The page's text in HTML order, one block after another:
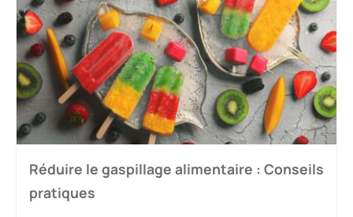
Réduire le gaspillage alimentaire : Conseils
pratiques